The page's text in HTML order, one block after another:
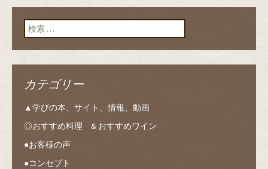
ン
検索:
カテゴリー
▲学びの本、サイト、情報、動画
◎おすすめ料理 & おすすめワイン
●お客様の声
●コンセプト